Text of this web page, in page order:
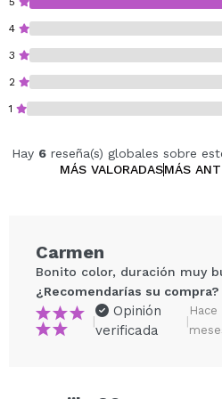
Lámpara UV 36 W – 120
Cruelty free.
4
3
2
1
Hay 6reseña(s) globales sobre
MÁS VALORADASMÁS
Carmen
Bonito color, duración muy
¿Recomendarías su compra?
|
Opinión
verificada
|
Hace